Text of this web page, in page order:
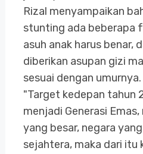
Rizal menyampaikan
stunting ada beberapa
asuh anak harus benar,
diberikan asupan gizi
sesuai dengan umurnya.
"Target kedepan tahun
menjadi Generasi
yang besar, negara
sejahtera, maka dari itu